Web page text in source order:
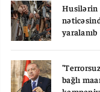
Husilərin
yaralanıb
bağlı